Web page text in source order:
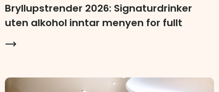
Bryllupstrender 2026: Signaturdrinker
uten alkohol inntar menyen for fullt